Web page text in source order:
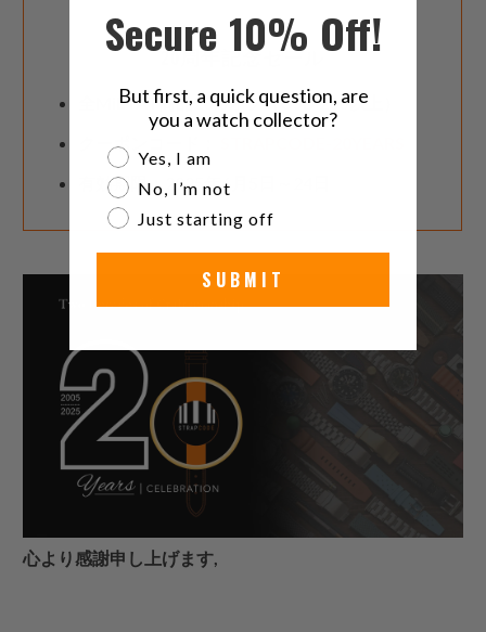
20周年記念セール
全MiLTAT商品20%オフ（USD 200以上）
クーポンコード：
有効期限：2025年6月5日～24日
心より感謝申し上げます,
Secure 10% Off!
But first, a quick question, are
you a watch collector?
Are you a watch collector?
Yes, I am
No, I’m not
Just starting off
SUBMIT